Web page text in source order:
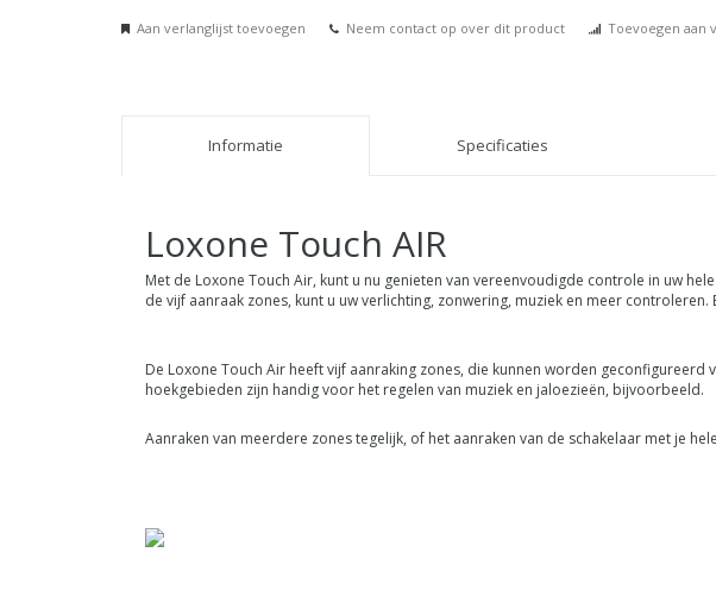
Aan verlanglijst toevoegen Neem contact op over dit product Toevoegen aan
Informatie Specificaties
Loxone Touch AIR
Met de Loxone Touch Air, kunt u nu genieten van vereenvoudigde controle in uw
de vijf aanraak zones, kunt u uw verlichting, zonwering, muziek en meer
De Loxone Touch Air heeft vijf aanraking zones, die kunnen worden
hoekgebieden zijn handig voor het regelen van muziek en jaloezieën, bijvoorbeeld.
Aanraken van meerdere zones tegelijk, of het aanraken van de schakelaar met je